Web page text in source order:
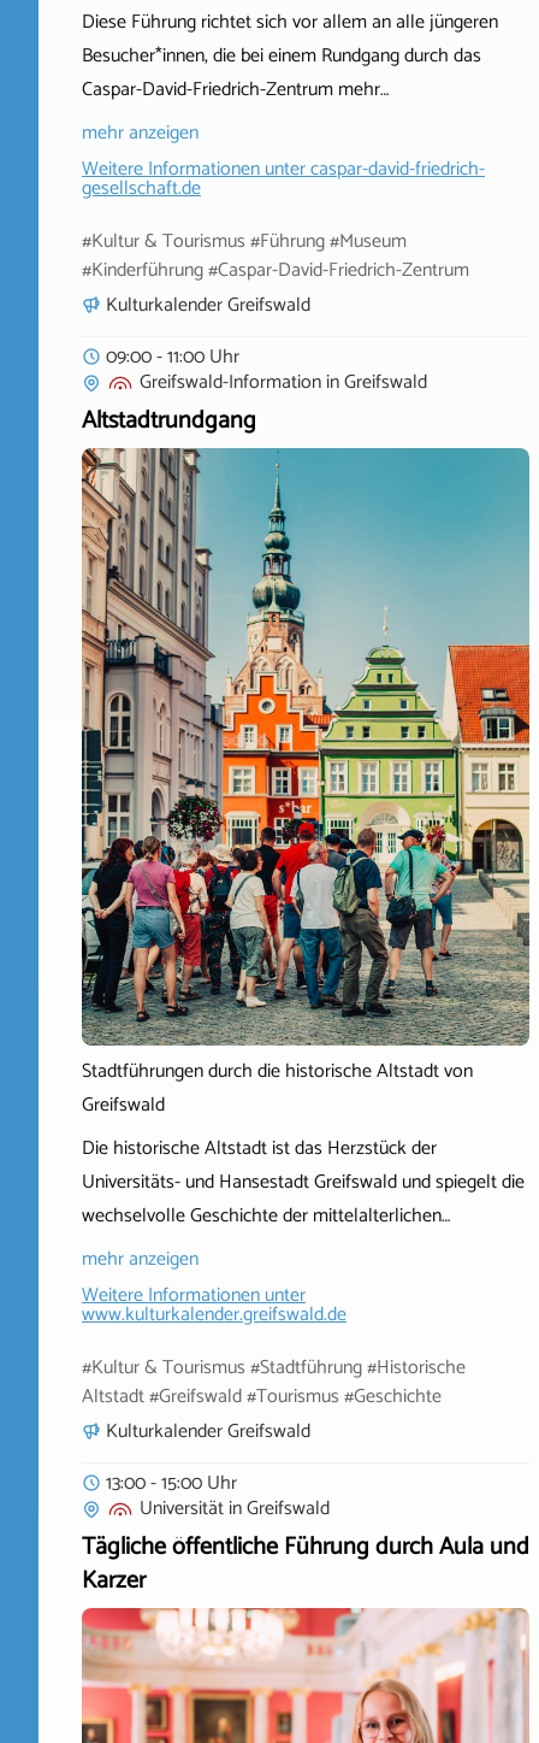
Diese Führung richtet sich vor allem an alle jüngeren
Besucher*innen, die bei einem Rundgang durch das
Caspar-David-Friedrich-Zentrum mehr…
mehr anzeigen
Weitere Informationen untercaspar-david-friedrich-
gesellschaft.de
#Kultur & Tourismus #Führung #Museum
#Kinderführung #Caspar-David-Friedrich-Zentrum
Kulturkalender Greifswald
09:00 - 11:00 Uhr
Greifswald-InformationinGreifswald
Altstadtrundgang
Stadtführungen durch die historische Altstadt von
Greifswald
Die historische Altstadt ist das Herzstück der
Universitäts- und Hansestadt Greifswald und spiegelt die
wechselvolle Geschichte der mittelalterlichen…
mehr anzeigen
Weitere Informationen unter
www.kulturkalender.greifswald.de
#Kultur & Tourismus #Stadtführung #Historische
Altstadt #Greifswald #Tourismus #Geschichte
Kulturkalender Greifswald
13:00 - 15:00 Uhr
UniversitätinGreifswald
Tägliche öffentliche Führung durch Aula und
Karzer